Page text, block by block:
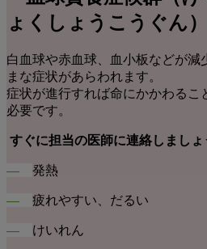
ょくしょうこうぐん）
白血球や赤血球、血小板などが減
まな症状があらわれます。
症状が進行すれば命にかかわるこ
必要です。
すぐに担当の医師に連絡しましょ
― 発熱
― 疲れやすい、だるい
― けいれん